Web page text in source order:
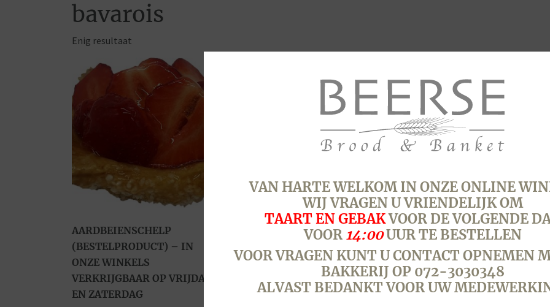
bavarois
Enig resultaat
AARDBEIENSCHELP
(BESTELPRODUCT) – IN
ONZE WINKELS
VERKRIJGBAAR OP VRIJDAG
EN ZATERDAG
VAN HARTE WELKOM IN ONZE ONLINE
WIJ VRAGEN U VRIENDELIJK OM
TAART EN GEBAKVOOR DE VOLGENDE
VOOR 14:00UUR TE BESTELLEN
VOOR VRAGEN KUNT U CONTACT OPNEMEN
BAKKERIJ OP 072-3030348
ALVAST BEDANKT VOOR UW